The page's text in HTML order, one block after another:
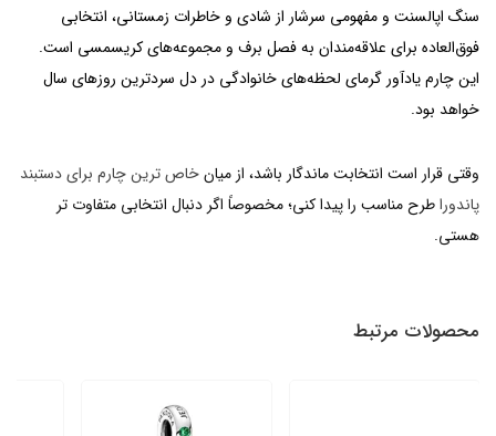
سنگ اپالسنت و مفهومی سرشار از شادی و خاطرات زمستانی، انتخابی
فوق‌العاده برای علاقه‌مندان به فصل برف و مجموعه‌های کریسمسی است.
این چارم یادآور گرمای لحظه‌های خانوادگی در دل سردترین روزهای سال
خواهد بود.
وقتی قرار است انتخابت ماندگار باشد، از میانخاص ترین چارم برای دستبند
پاندوراطرح مناسب را پیدا کنی؛ مخصوصاً اگر دنبال انتخابی متفاوت تر
هستی.
محصولات مرتبط